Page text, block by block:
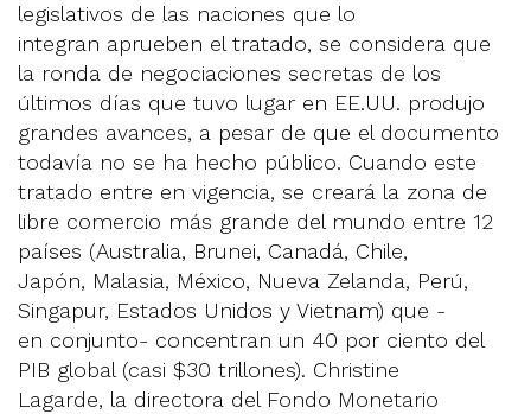
legislativos de las naciones que lo
integran aprueben el tratado, se considera que
la ronda de negociaciones secretas de los
últimos días que tuvo lugar en EE.UU. produjo
grandes avances, a pesar de que el documento
todavía no se ha hecho público. Cuando este
tratado entre en vigencia, se creará la zona de
libre comercio más grande del mundo entre 12
países (Australia, Brunei, Canadá, Chile,
Japón, Malasia, México, Nueva Zelanda, Perú,
Singapur, Estados Unidos y Vietnam) que -
en conjunto- concentran un 40 por ciento del
PIB global (casi $30 trillones). Christine
Lagarde, la directora del Fondo Monetario